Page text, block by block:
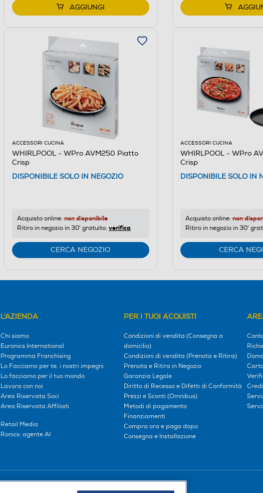
AGGIUNGI
ACCESSORI CUCINA
WHIRLPOOL - WPro AVM250 Piatto
Crisp
DISPONIBILE SOLO IN NEGOZIO
Acquisto online: non disponibile
Ritiro in negozio in 30' gratuito: verifica
CERCA NEGOZIO
ACCESSORI CUCINA
WHIRLPOOL - WPro
Crisp
DISPONIBILE SOLO IN
Acquisto online: non
Ritiro in negozio in 30'
CERCA
L'AZIENDA
Chi siamo
Euronics International
Programma Franchising
Lo Facciamo per te, i nostri impegni
Lo facciamo per il tuo mondo
Lavora con noi
Area Riservata Soci
Area Riservata Affiliati
Retail Media
Ronics: agente AI
PER I TUOI ACQUISTI
Condizioni di vendita (Consegna a
domicilio)
Condizioni di vendita (Prenota e Ritira)
Prenota e Ritira in Negozio
Garanzia Legale
Diritto di Recesso e Difetti di Conformità
Prezzi e Sconti (Omnibus)
Metodi di pagamento
Finanziamenti
Compra ora e paga dopo
Consegna e Installazione